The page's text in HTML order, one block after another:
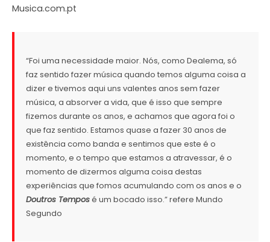
Musica.com.pt
“Foi uma necessidade maior. Nós, como Dealema, só
faz sentido fazer música quando temos alguma coisa a
dizer e tivemos aqui uns valentes anos sem fazer
música, a absorver a vida, que é isso que sempre
fizemos durante os anos, e achamos que agora foi o
que faz sentido. Estamos quase a fazer 30 anos de
existência como banda e sentimos que este é o
momento, e o tempo que estamos a atravessar, é o
momento de dizermos alguma coisa destas
experiências que fomos acumulando com os anos e o
Doutros Temposé um bocado isso.” refere Mundo
Segundo